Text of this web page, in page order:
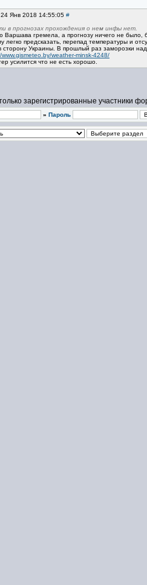
Янв 2018 14:55:05 #
в прогнозах прохождения о нем инфы нет.
Варшава гремела, а прогнозу ничего не было,
легко предсказать, перепад температуры и
сторону Украины. В прошлый раз заморозки
weather-minsk-4248/
усилится что не есть хорошо.
зарегистрированные участники
» Пароль